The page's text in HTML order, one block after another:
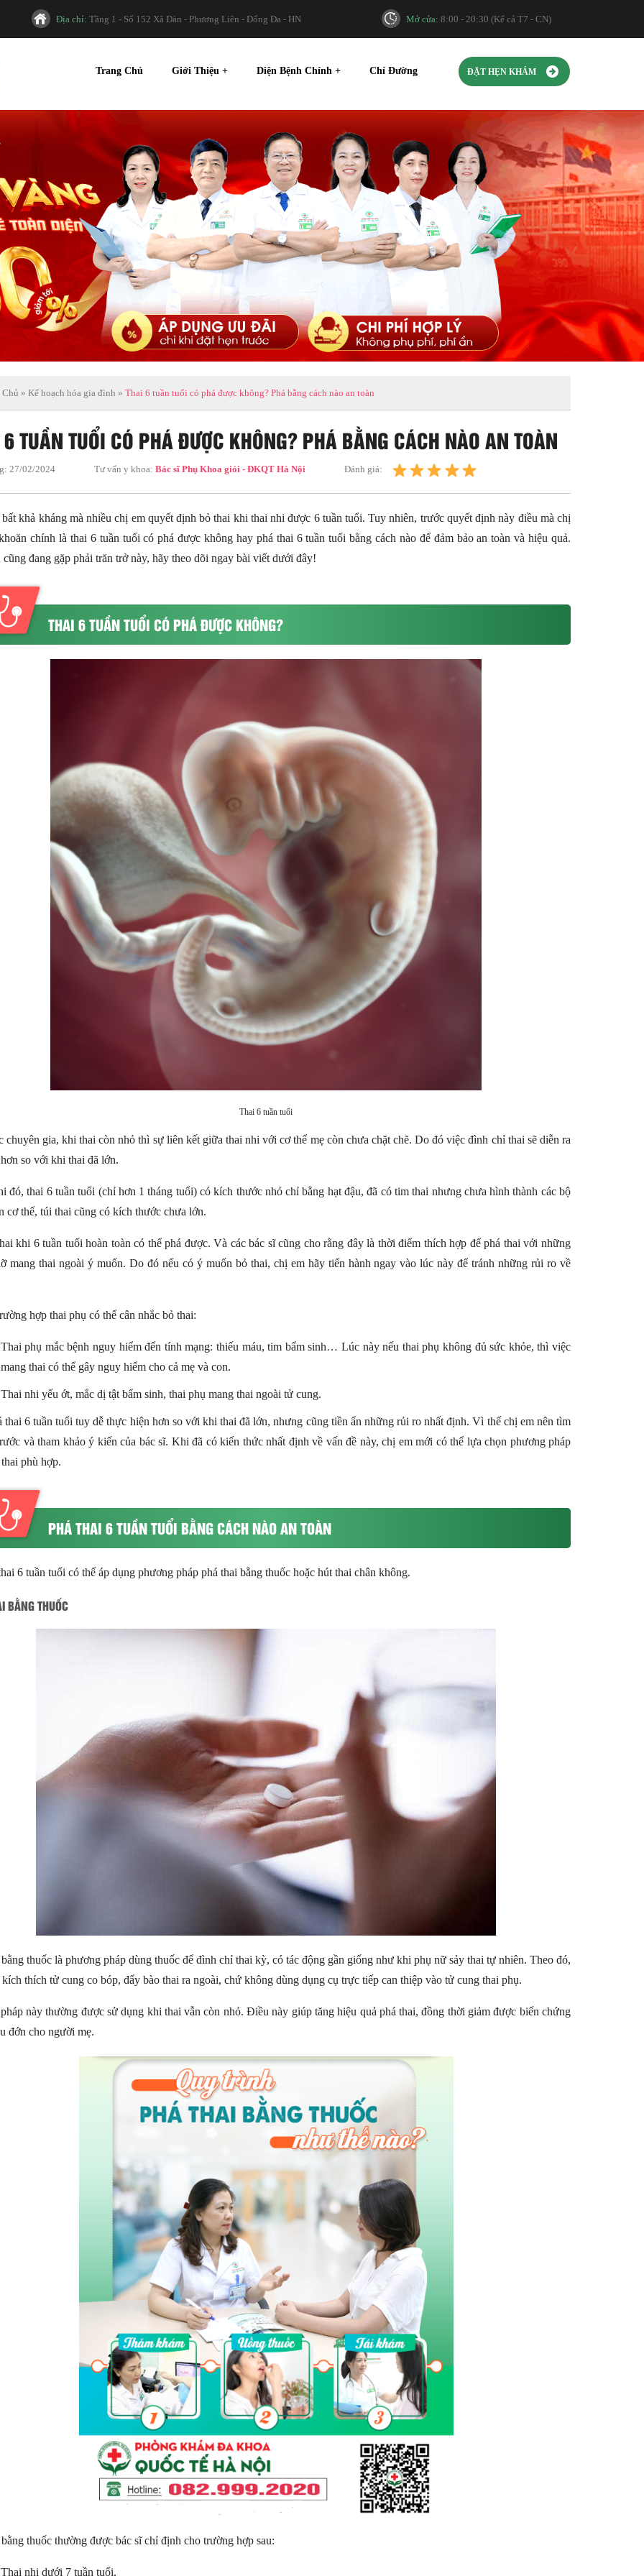
Địa chỉ: Tầng 1 - Số 152 Xã Đàn - Phương Liên - Đống Đa - HN Mở cửa:8:00 - 20:30 (Kể cả T7 - CN)
Trang Chủ Giới Thiệu + Diện Bệnh Chính + Chỉ Đường ĐẶT HẸN KHÁM
Chủ » Kế hoạch hóa gia đình » Thai 6 tuần tuổi có phá được không? Phá bằng cách nào an toàn
TUẦN TUỔI CÓ PHÁ ĐƯỢC KHÔNG? PHÁ BẰNG CÁCH NÀO AN TOÀN
27/02/2024 Tư vấn y khoa: Bác sĩ Phụ Khoa giỏi - ĐKQT Hà Nội Đánh giá:
khả kháng mà nhiều chị em quyết định bỏ thai khi thai nhi được 6 tuần tuổi. Tuy nhiên, trước quyết định này điều mà chị
chính là thai 6 tuần tuổi có phá được không hay phá thai 6 tuần tuổi bằng cách nào để đảm bảo an toàn và hiệu quả.
cũng đang gặp phải trăn trở này, hãy theo dõi ngay bài viết dưới đây!
THAI 6 TUẦN TUỔI CÓ PHÁ ĐƯỢC KHÔNG?
Thai 6 tuần tuổi
chuyên gia, khi thai còn nhỏ thì sự liên kết giữa thai nhi với cơ thể mẹ còn chưa chặt chẽ. Do đó việc đình chỉ thai sẽ diễn ra
so với khi thai đã lớn.
đó, thai 6 tuần tuổi (chỉ hơn 1 tháng tuổi) có kích thước nhỏ chỉ bằng hạt đậu, đã có tim thai nhưng chưa hình thành các bộ
cơ thể, túi thai cũng có kích thước chưa lớn.
khi 6 tuần tuổi hoàn toàn có thể phá được. Và các bác sĩ cũng cho rằng đây là thời điểm thích hợp để phá thai với những
mang thai ngoài ý muốn. Do đó nếu có ý muốn bỏ thai, chị em hãy tiến hành ngay vào lúc này để tránh những rủi ro về
hợp thai phụ có thể cân nhắc bỏ thai:
Thai phụ mắc bệnh nguy hiểm đến tính mạng: thiếu máu, tim bẩm sinh… Lúc này nếu thai phụ không đủ sức khỏe, thì việc
mang thai có thể gây nguy hiểm cho cả mẹ và con.
Thai nhi yếu ớt, mắc dị tật bẩm sinh, thai phụ mang thai ngoài tử cung.
thai 6 tuần tuổi tuy dễ thực hiện hơn so với khi thai đã lớn, nhưng cũng tiền ẩn những rủi ro nhất định. Vì thế chị em nên tìm
và tham khảo ý kiến của bác sĩ. Khi đã có kiến thức nhất định về vấn đề này, chị em mới có thể lựa chọn phương pháp
phù hợp.
PHÁ THAI 6 TUẦN TUỔI BẰNG CÁCH NÀO AN TOÀN
6 tuần tuổi có thể áp dụng phương pháp phá thai bằng thuốc hoặc hút thai chân không.
BẰNG THUỐC
thuốc là phương pháp dùng thuốc để đình chỉ thai kỳ, có tác động gần giống như khi phụ nữ sảy thai tự nhiên. Theo đó,
kích thích tử cung co bóp, đẩy bào thai ra ngoài, chứ không dùng dụng cụ trực tiếp can thiệp vào tử cung thai phụ.
này thường được sử dụng khi thai vẫn còn nhỏ. Điều này giúp tăng hiệu quả phá thai, đồng thời giảm được biến chứng
đớn cho người mẹ.
thuốc thường được bác sĩ chỉ định cho trường hợp sau:
Thai nhi dưới 7 tuần tuổi.